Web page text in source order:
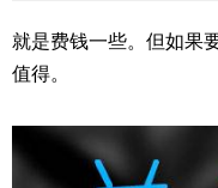
就是费钱一些。但如果
值得。